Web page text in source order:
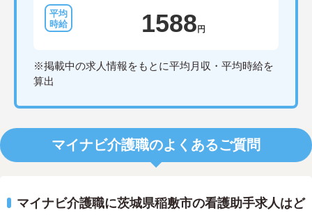
1588 円
※掲載中の求人情報をもとに平均月収・平均時給を
算出
マイナビ介護職のよくあるご質問
マイナビ介護職に茨城県稲敷市の看護助手求人はど